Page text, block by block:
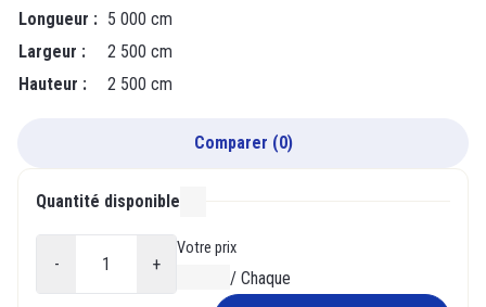
Longueur :
5 000 cm
Largeur :
2 500 cm
Hauteur : 2 500 cm
Comparer (0)
Quantité disponible
- +
Votre prix
/ Chaque